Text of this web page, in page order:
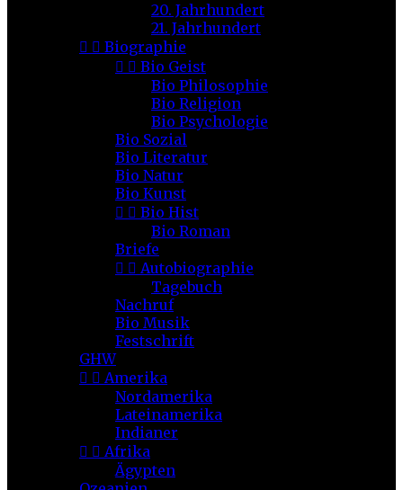
20. Jahrhundert
21. Jahrhundert
  Biographie
  Bio Geist
Bio Philosophie
Bio Religion
Bio Psychologie
Bio Sozial
Bio Literatur
Bio Natur
Bio Kunst
  Bio Hist
Bio Roman
Briefe
  Autobiographie
Tagebuch
Nachruf
Bio Musik
Festschrift
GHW
  Amerika
Nordamerika
Lateinamerika
Indianer
  Afrika
Ägypten